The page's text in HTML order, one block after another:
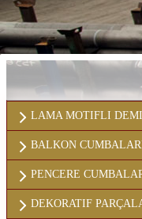
LAMA MOTIFLI
BALKON
PENCERE
DEKORATIF